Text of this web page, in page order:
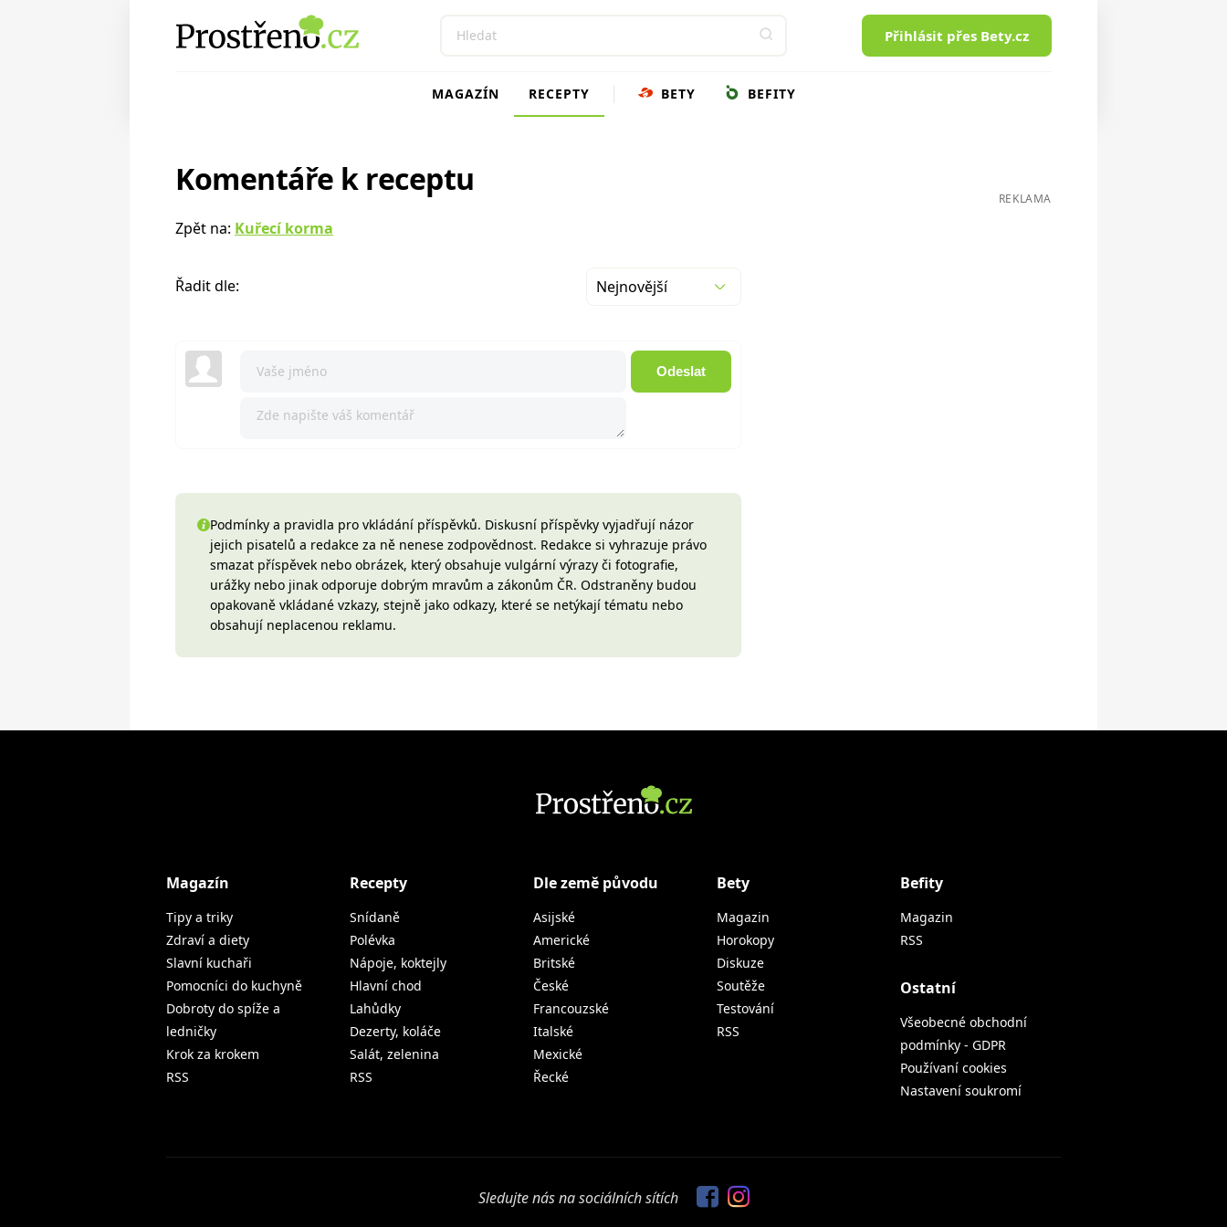
Přihlásit přes Bety.cz
MAGAZÍN RECEPTY BETY BEFITY
Komentáře k receptu
Zpět na: Kuřecí korma
Řadit dle: Nejnovější
Odeslat
Podmínky a pravidla pro vkládání příspěvků. Diskusní příspěvky vyjadřují názor
jejich pisatelů a redakce za ně nenese zodpovědnost. Redakce si vyhrazuje právo
smazat příspěvek nebo obrázek, který obsahuje vulgární výrazy či fotografie,
urážky nebo jinak odporuje dobrým mravům a zákonům ČR. Odstraněny budou
opakovaně vkládané vzkazy, stejně jako odkazy, které se netýkají tématu nebo
obsahují neplacenou reklamu.
REKLAMA
Magazín
Tipy a triky
Zdraví a diety
Slavní kuchaři
Pomocníci do kuchyně
Dobroty do spíže a
ledničky
Krok za krokem
RSS
Recepty
Snídaně
Polévka
Nápoje, koktejly
Hlavní chod
Lahůdky
Dezerty, koláče
Salát, zelenina
RSS
Dle země původu
Asijské
Americké
Britské
České
Francouzské
Italské
Mexické
Řecké
Bety
Magazin
Horokopy
Diskuze
Soutěže
Testování
RSS
Befity
Magazin
RSS
Ostatní
Všeobecné obchodní
podmínky - GDPR
Používaní cookies
Nastavení soukromí
Sledujte nás na sociálních sítích